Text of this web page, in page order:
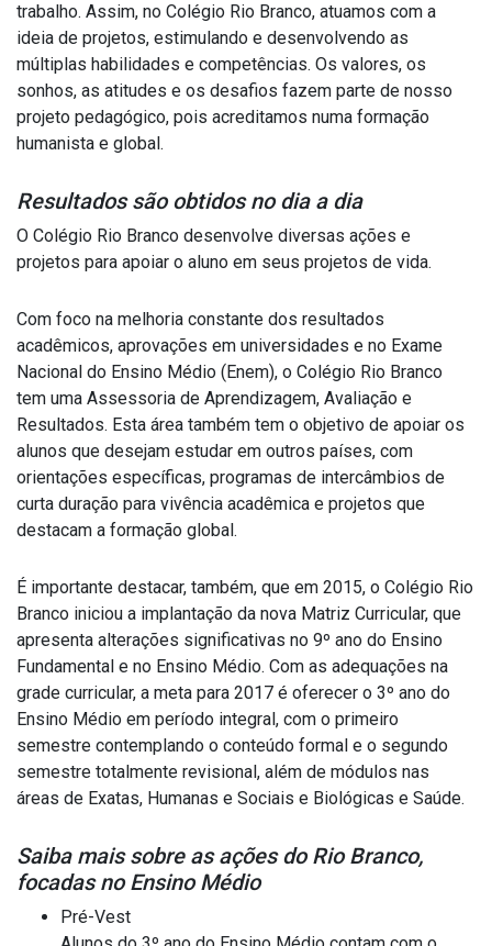
trabalho. Assim, no Colégio Rio Branco, atuamos com a
ideia de projetos, estimulando e desenvolvendo as
múltiplas habilidades e competências. Os valores, os
sonhos, as atitudes e os desafios fazem parte de nosso
projeto pedagógico, pois acreditamos numa formação
humanista e global.
Resultados são obtidos no dia a dia
O Colégio Rio Branco desenvolve diversas ações e
projetos para apoiar o aluno em seus projetos de vida.
Com foco na melhoria constante dos resultados
acadêmicos, aprovações em universidades e no Exame
Nacional do Ensino Médio (Enem), o Colégio Rio Branco
tem uma Assessoria de Aprendizagem, Avaliação e
Resultados. Esta área também tem o objetivo de apoiar os
alunos que desejam estudar em outros países, com
orientações específicas, programas de intercâmbios de
curta duração para vivência acadêmica e projetos que
destacam a formação global.
É importante destacar, também, que em 2015, o Colégio Rio
Branco iniciou a implantação da nova Matriz Curricular, que
apresenta alterações significativas no 9º ano do Ensino
Fundamental e no Ensino Médio. Com as adequações na
grade curricular, a meta para 2017 é oferecer o 3º ano do
Ensino Médio em período integral, com o primeiro
semestre contemplando o conteúdo formal e o segundo
semestre totalmente revisional, além de módulos nas
áreas de Exatas, Humanas e Sociais e Biológicas e Saúde.
Saiba mais sobre as ações do Rio Branco,
focadas no Ensino Médio
Pré-Vest